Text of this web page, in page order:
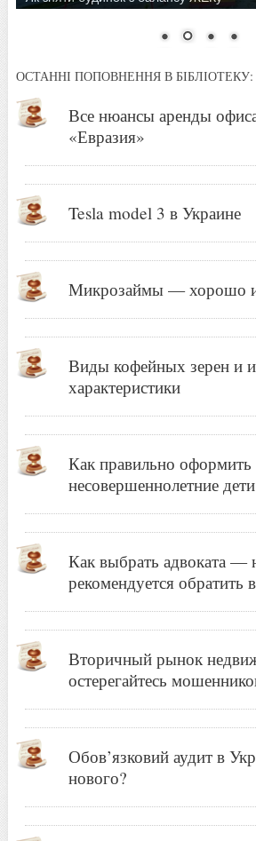
ОСТАННІ ПОПОВНЕННЯ В БІБЛІОТЕКУ:
Все нюансы аренды
«Евразия»
Tesla model 3 в Украине
Микрозаймы — хорошо
Виды кофейных зерен и
характеристики
Как правильно оформить
несовершеннолетние дети
Как выбрать адвоката —
рекомендуется обратить
Вторичный рынок
остерегайтесь
Обов’язковий аудит в
нового?